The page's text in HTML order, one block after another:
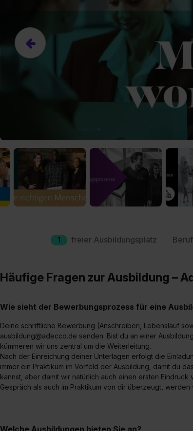
1 freier Ausbildungsplatz
Häufige Fragen zur Ausbildung –
Wie sieht der Bewerbungsprozess für eine
Deine schriftliche Bewerbung (Anschreiben, Lebenslauf
ausbildung@adecco.de senden. Bist du an einer
kümmeren wir uns zentral um die Weiterleitung.
Nach der Einreichung deiner Unterlagen erfolgt die
immer ein Praktikum im Vorfeld der Ausbildung, damit du
kannst, aber damit wir natürlich auch einen ersten
Gespräch als auch im Praktikum von dir überzeugt,
Welche Ausbildungen bieten Sie an?